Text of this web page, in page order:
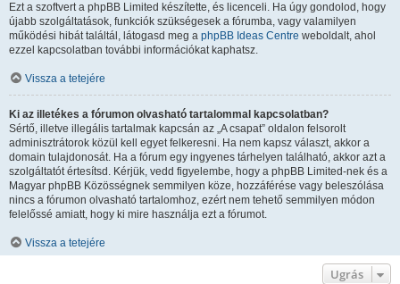
Ezt a szoftvert a phpBB Limited készítette, és licenceli. Ha úgy gondolod, hogy
újabb szolgáltatások, funkciók szükségesek a fórumba, vagy valamilyen
működési hibát találtál, látogasd meg a phpBB Ideas Centre weboldalt, ahol
ezzel kapcsolatban további információkat kaphatsz.
Vissza a tetejére
Ki az illetékes a fórumon olvasható tartalommal kapcsolatban?
Sértő, illetve illegális tartalmak kapcsán az „A csapat” oldalon felsorolt
adminisztrátorok közül kell egyet felkeresni. Ha nem kapsz választ, akkor a
domain tulajdonosát. Ha a fórum egy ingyenes tárhelyen található, akkor azt a
szolgáltatót értesítsd. Kérjük, vedd figyelembe, hogy a phpBB Limited-nek és a
Magyar phpBB Közösségnek semmilyen köze, hozzáférése vagy beleszólása
nincs a fórumon olvasható tartalomhoz, ezért nem tehető semmilyen módon
felelőssé amiatt, hogy ki mire használja ezt a fórumot.
Vissza a tetejére
Ugrás